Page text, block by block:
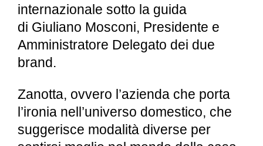
internazionale sotto la guida
di Giuliano Mosconi, Presidente e
Amministratore Delegato dei due
brand.
Zanotta, ovvero l’azienda che porta
l’ironia nell’universo domestico, che
suggerisce modalità diverse per